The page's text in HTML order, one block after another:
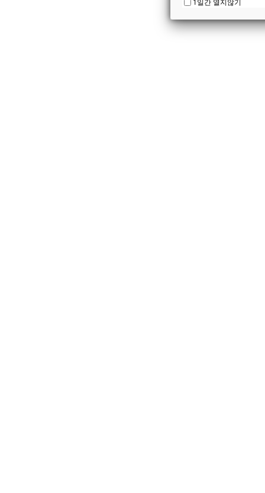
1일간 열지않기